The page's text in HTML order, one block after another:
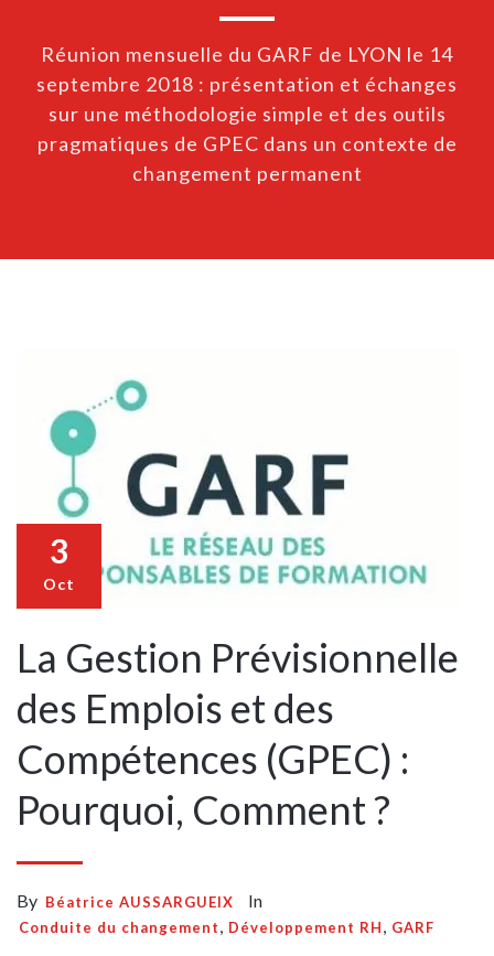
Réunion mensuelle du GARF de LYON le 14
septembre 2018 : présentation et échanges
sur une méthodologie simple et des outils
pragmatiques de GPEC dans un contexte de
changement permanent
3
Oct
La Gestion Prévisionnelle
des Emplois et des
Compétences (GPEC) :
Pourquoi, Comment ?
By Béatrice AUSSARGUEIX In
Conduite du changement, Développement RH, GARF